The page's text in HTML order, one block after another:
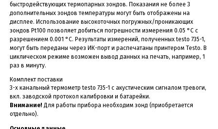
быстродействующих термопарных зондов. Показания не более 3
дополнительных зондов температуры могут быть отображены на
дисплее. Использование высокоточных погружных/проникающих
зондов Pt100 позволяет добиться погрешности измерения 0.05 °C с
разрешением 0.001 °C. Результаты измерений, полученных testo 735-1,
могут быть переданы через ИК-порт и распечатаны принтером Testo. В
циклическом режиме возможен вывод данных на печать, например, 1
раз в минуту.
Комплект поставки
3-х канальный термометр testo 735-1 с акустическим сигналом тревоги,
вкл. заводской протокол калибровки и батарейки.
Внимание! Для работы прибора необходим зонд (приобретается
отдельно).